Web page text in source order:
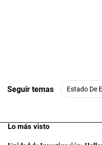
Seguir temas Estado De
Lo más visto